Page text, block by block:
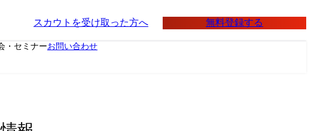
スカウトを受け取った方へ 無料登録する
・セミナーお問い合わせ